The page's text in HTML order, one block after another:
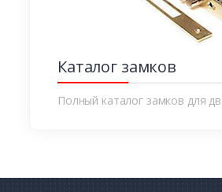
Каталог замков
Полный каталог замков для